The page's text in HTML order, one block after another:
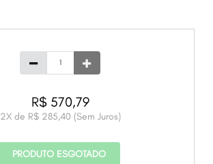
R$ 570,79
2X de R$ 285,40 (Sem Juros)
PRODUTO ESGOTADO